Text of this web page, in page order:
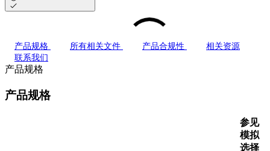
产品规格 所有相关文件 产品合规性
相关资源
联系我们
产品规格
产品规格
参见
模拟
选择